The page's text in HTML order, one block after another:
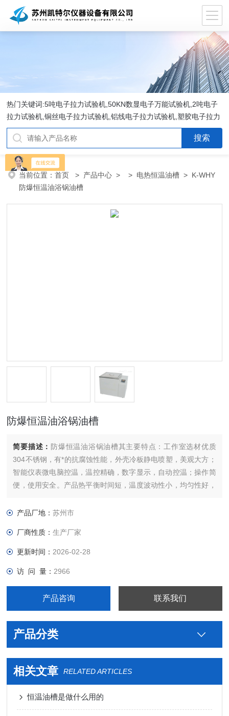
热门关键词:5吨电子拉力试验机,50KN数显电子万能试验机,2吨电子
拉力试验机,铜丝电子拉力试验机,铝线电子拉力试验机,塑胶电子拉力
试验机.
当前位置：首页 > 产品中心 > > 电热恒温油槽 > K-WHY
防爆恒温油浴锅油槽
防爆恒温油浴锅油槽
简要描述： 防爆恒温油浴锅油槽其主要特点：工作室选材优质
304不锈钢，有*的抗腐蚀性能，外壳冷板静电喷塑，美观大方；
智能仪表微电脑控温，温控精确，数字显示，自动控温；操作简
便，使用安全。产品热平衡时间短，温度波动性小，均匀性好，
产品厂地：苏州市
厂商性质：生产厂家
更新时间： 2026-02-28
访 问 量： 2966
产品咨询 联系我们
产品分类
相关文章 RELATED ARTICLES
恒温油槽是做什么用的